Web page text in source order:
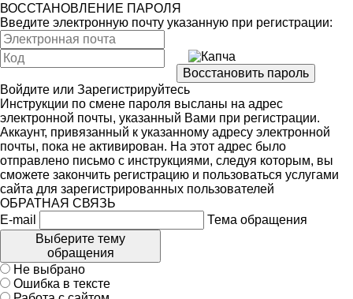
ВОССТАНОВЛЕНИЕ ПАРОЛЯ
Введите электронную почту указанную при регистрации:
Войдите или Зарегистрируйтесь
Инструкции по смене пароля высланы на адрес
электронной почты, указанный Вами при регистрации.
Аккаунт, привязанный к указанному адресу электронной
почты, пока не активирован. На этот адрес было
отправлено письмо с инструкциями, следуя которым, вы
сможете закончить регистрацию и пользоваться услугами
сайта для зарегистрированных пользователей
ОБРАТНАЯ СВЯЗЬ
E-mail
Тема обращения
Выберите тему
обращения
Не выбрано
Ошибка в тексте